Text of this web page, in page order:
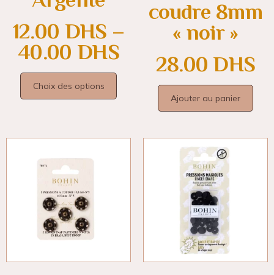
12.00 DHS –
40.00 DHS
Choix des options
coudre 8mm
« noir »
28.00 DHS
Ajouter au panier